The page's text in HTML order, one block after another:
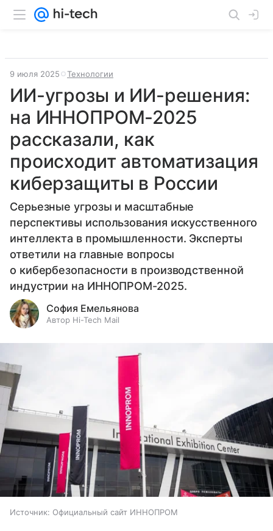
9 июля 2025 Технологии
ИИ-угрозы и ИИ-решения:
на ИННОПРОМ-2025
рассказали, как
происходит автоматизация
киберзащиты в России
Серьезные угрозы и масштабные
перспективы использования искусственного
интеллекта в промышленности. Эксперты
ответили на главные вопросы
о кибербезопасности в производственной
индустрии на ИННОПРОМ-2025.
София Емельянова
Автор Hi-Tech Mail
Источник: Официальный сайт ИННОПРОМ